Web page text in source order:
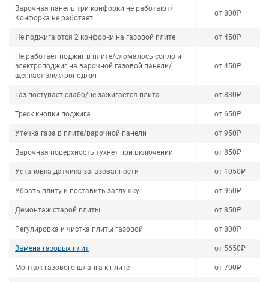
Варочная панель три конфорки не работают/
Конфорка не работает
от 800₽
Не поджигаются 2 конфорки на газовой плите от 450₽
Не работает поджиг в плите/сломалось сопло и
электроподжиг на варочной газовой панели/
щелкает электроподжиг
от 450₽
Газ поступает слабо/не зажигается плита от 830₽
Треск кнопки поджига от 650₽
Утечка газа в плите/варочной панели от 950₽
Варочная поверхность тухнет при включении от 850₽
Установка датчика загазованности от 1050₽
Убрать плиту и поставить заглушку от 950₽
Демонтаж старой плиты от 850₽
Регулировка и чистка плиты газовой от 800₽
Замена газовых плит от 5650₽
Монтаж газового шланга к плите от 700₽